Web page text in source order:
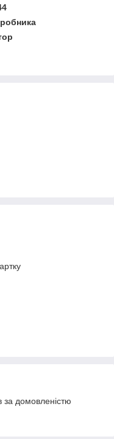
за домовленістю